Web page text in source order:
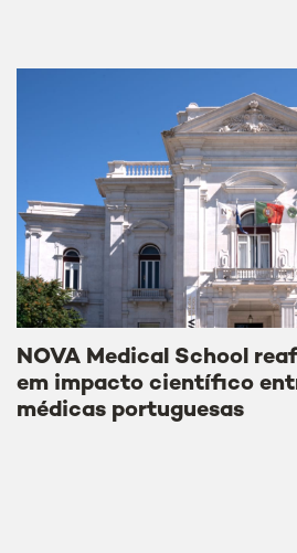
NOVA Medical School
em impacto científico
médicas portuguesas